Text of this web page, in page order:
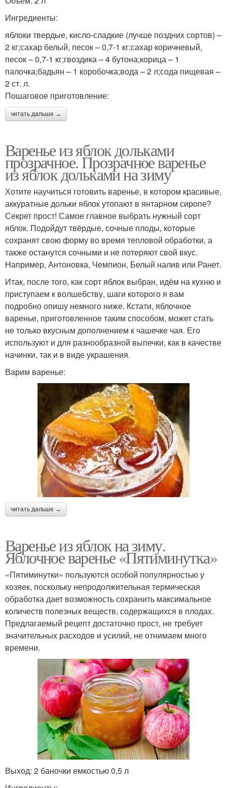
Ингредиенты:
яблоки твердые, кисло-сладкие (лучше поздних сортов) –
2 кг;сахар белый, песок – 0,7-1 кг;сахар коричневый,
песок – 0,7-1 кг;гвоздика – 4 бутона;корица – 1
палочка;бадьян – 1 коробочка;вода – 2 л;сода пищевая –
2 ст. л.
Пошаговое приготовление:
читать дальше →
Варенье из яблок дольками
прозрачное. Прозрачное варенье
из яблок дольками на зиму
Хотите научиться готовить варенье, в котором красивые,
аккуратные дольки яблок утопают в янтарном сиропе?
Секрет прост! Самое главное выбрать нужный сорт
яблок. Подойдут твёрдые, сочные плоды, которые
сохранят свою форму во время тепловой обработки, а
также останутся сочными и не потеряют свой вкус.
Например, Антоновка, Чемпион, Белый налив или Ранет.
Итак, после того, как сорт яблок выбран, идём на кухню и
приступаем к волшебству, шаги которого я вам
подробно опишу немного ниже. Кстати, яблочное
варенье, приготовленное таким способом, может стать
не только вкусным дополнением к чашечке чая. Его
используют и для разнообразной выпечки, как в качестве
начинки, так и в виде украшения.
Варим варенье:
читать дальше →
Варенье из яблок на зиму.
Яблочное варенье «Пятиминутка»
«Пятиминутки» пользуются особой популярностью у
хозяек, поскольку непродолжительная термическая
обработка дает возможность сохранить максимальное
количеств полезных веществ, содержащихся в плодах.
Предлагаемый рецепт достаточно прост, не требует
значительных расходов и усилий, не отнимаем много
времени.
Выход: 2 баночки емкостью 0,5 л